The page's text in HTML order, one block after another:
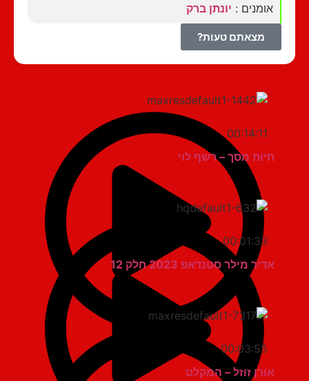
אומנים :יונתן ברק
מצאתם טעות?
00:14:11
חיות מסך – רשף לוי
00:01:33
אדיר מילר סטנדאפ 2023 חלק 12
00:03:55
אורן זוזל – המקלט